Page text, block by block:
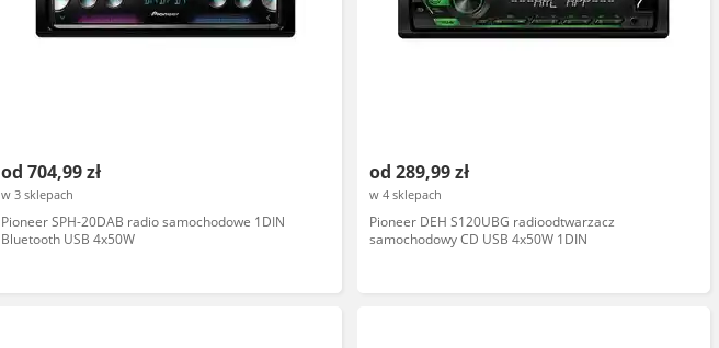
od 704,99 zł
w 3 sklepach
Pioneer SPH-20DAB radio samochodowe 1DIN
Bluetooth USB 4x50W
od 289,99 zł
w 4 sklepach
Pioneer DEH S120UBG radioodtwarzacz
samochodowy CD USB 4x50W 1DIN